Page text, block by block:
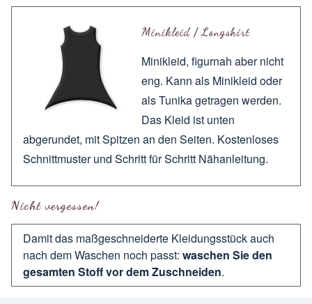
Minikleid / Longshirt
Minikleid, figurnah aber nicht
eng. Kann als Minikleid oder
als Tunika getragen werden.
Das Kleid ist unten
abgerundet, mit Spitzen an den Seiten. Kostenloses
Schnittmuster und Schritt für Schritt Nähanleitung.
Nicht vergessen!
Damit das maßgeschneiderte Kleidungsstück auch
nach dem Waschen noch passt: waschen Sie den
gesamten Stoff vor dem Zuschneiden.